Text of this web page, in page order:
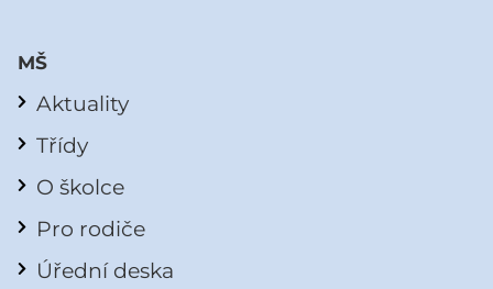
MŠ
Aktuality
Třídy
O školce
Pro rodiče
Úřední deska